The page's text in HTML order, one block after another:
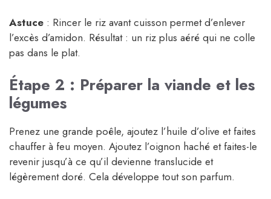
Astuce : Rincer le riz avant cuisson permet d’enlever
l’excès d’amidon. Résultat : un riz plus aéré qui ne colle
pas dans le plat.
Étape 2 : Préparer la viande et les
légumes
Prenez une grande poêle, ajoutez l’huile d’olive et faites
chauffer à feu moyen. Ajoutez l’oignon haché et faites-le
revenir jusqu’à ce qu’il devienne translucide et
légèrement doré. Cela développe tout son parfum.